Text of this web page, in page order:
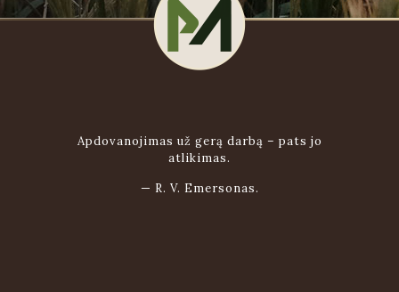
Apdovanojimas už gerą darbą – pats jo
atlikimas.
— R. V. Emersonas.